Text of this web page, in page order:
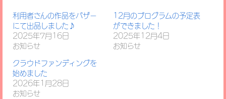
利用者さんの作品をバザー
にて出品しました♪
2025年7月16日
お知らせ
12月のプログラムの予定表
ができました！
2025年12月4日
お知らせ
クラウドファンディングを
始めました
2026年1月28日
お知らせ